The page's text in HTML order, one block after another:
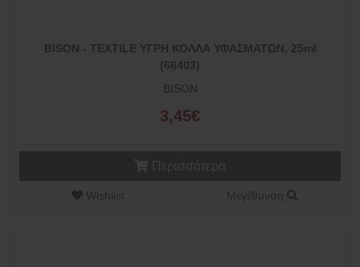
BISON - TEXTILE ΥΓΡΗ ΚΟΛΛΑ ΥΦΑΣΜΑΤΩΝ, 25ml
(66403)
BISON
3,45€
Wishlist Μεγέθυνση